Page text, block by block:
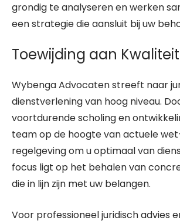
grondig te analyseren en werken
een strategie die aansluit bij uw
Toewijding aan Kwaliteit
Wybenga Advocaten streeft naar
dienstverlening van hoog niveau.
voortdurende scholing en
team op de hoogte van actuele
regelgeving om u optimaal van
focus ligt op het behalen van
die in lijn zijn met uw belangen.
Voor professioneel juridisch advies